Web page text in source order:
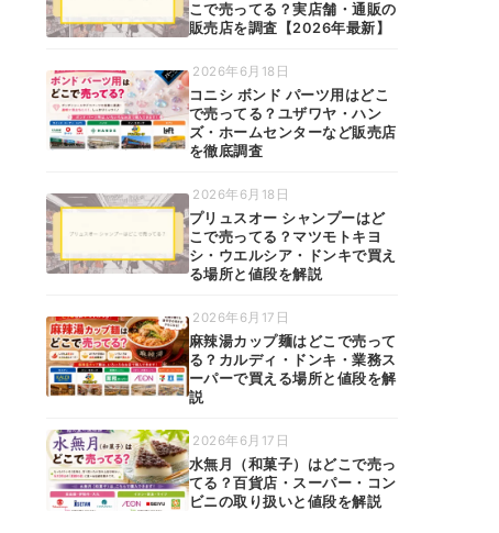
こで売ってる？実店舗・通販の
販売店を調査【2026年最新】
2026年6月18日
コニシ ボンド パーツ用はどこ
で売ってる？ユザワヤ・ハン
ズ・ホームセンターなど販売店
を徹底調査
2026年6月18日
プリュスオー シャンプーはど
こで売ってる？マツモトキヨ
シ・ウエルシア・ドンキで買え
る場所と値段を解説
2026年6月17日
麻辣湯カップ麺はどこで売って
る？カルディ・ドンキ・業務ス
ーパーで買える場所と値段を解
説
2026年6月17日
水無月（和菓子）はどこで売っ
てる？百貨店・スーパー・コン
ビニの取り扱いと値段を解説